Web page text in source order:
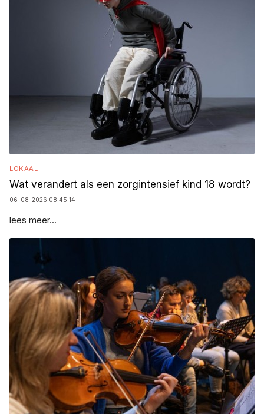
LOKAAL
Wat verandert als een zorgintensief kind 18 wordt?
06-08-2026 08:45:14
lees meer...